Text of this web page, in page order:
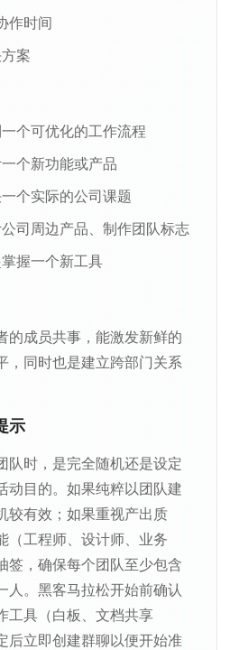
作时间
案
个可优化的工作流程
个新功能或产品
个实际的公司课题
司周边产品、制作团队标志
握一个新工具
的成员共事，能激发新鲜的
，同时也是建立跨部门关系
示
队时，是完全随机还是设定
动目的。如果纯粹以团队建
较有效；如果重视产出质
（工程师、设计师、业务
签，确保每个团队至少包含
人。黑客马拉松开始前确认
工具（白板、文档共享
后立即创建群聊以便开始准